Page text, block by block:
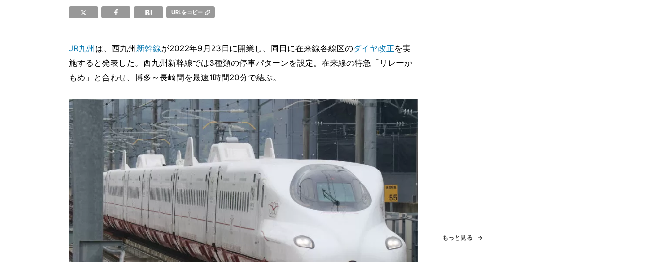
URLをコピー
JR九州 は、西九州 新幹線が2022年9月23日に開業し、同日に在来線各線区のダイヤ改正を実
施すると発表した。西九州新幹線では3種類の停車パターンを設定。在来線の特急「リレーか
もめ」と合わせ、博多～長崎間を最速1時間20分で結ぶ。
もっと見る